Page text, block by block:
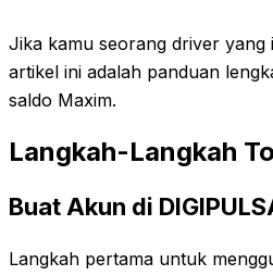
Jika kamu seorang driver yang
artikel ini adalah panduan
saldo Maxim.
Langkah-Langkah
Buat Akun di
Langkah pertama untuk